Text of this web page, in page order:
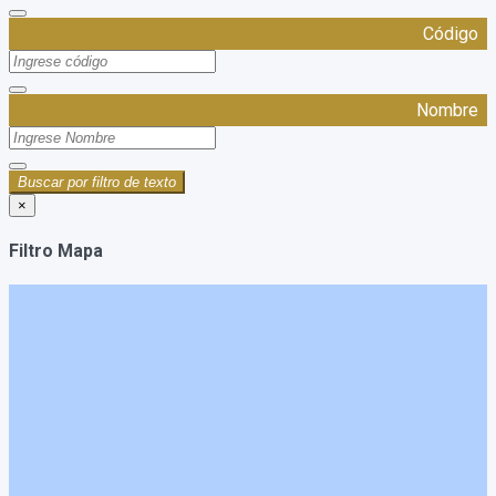
Código
Nombre
Buscar por filtro de texto
×
Filtro Mapa